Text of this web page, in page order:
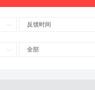
反馈时间
全部